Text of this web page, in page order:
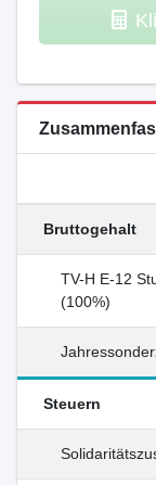
Bruttogehalt
TV-H E-12
(100%)
Steuern